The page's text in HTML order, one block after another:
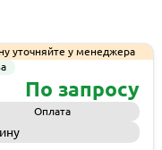
уточняйте у менеджера
По запросу
Оплата